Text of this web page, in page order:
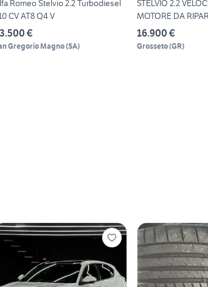
Romeo Stelvio 2.2 Turbodiesel
CV AT8 Q4 V
€
Gregorio Magno(SA)
STELVIO 2.2 VELOCE 210 CV
MOTORE DA
16.900 €
Grosseto(GR)